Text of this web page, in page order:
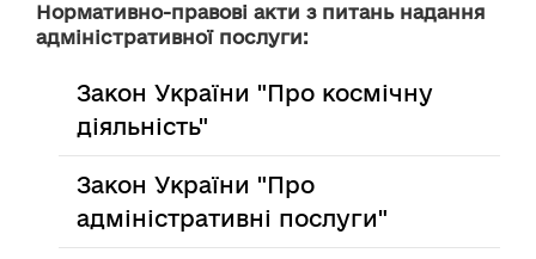
Нормативно-правові акти з питань надання
адміністративної послуги:
Закон України "Про космічну
діяльність"
Закон України "Про
адміністративні послуги"